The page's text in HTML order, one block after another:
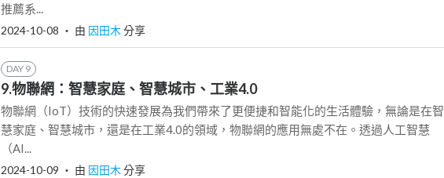
推薦系...
2024-10-08 ‧ 由 因田木 分享
DAY 9
9.物聯網：智慧家庭、智慧城市、工業4.0
物聯網（IoT）技術的快速發展為我們帶來了更便捷和智能化的生活體驗，無論是在智
慧家庭、智慧城市，還是在工業4.0的領域，物聯網的應用無處不在。透過人工智慧
（AI...
2024-10-09 ‧ 由 因田木 分享